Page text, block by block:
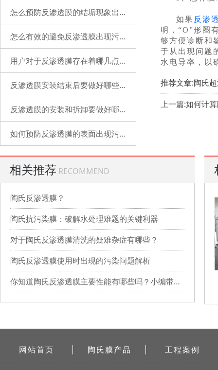
怎么预防反渗透膜的结垢现象出现？
怎么有效的避免反渗透膜出现污染？
用户对于反渗透膜存在着哪几点误解？
反渗透膜安装结束后要做好哪些检查的工作？
反渗透膜的安装和拆卸要做好哪些准备？
如何预防反渗透膜的表面出现污染？
如果 反渗
明，“O”形圈
够方便诊断和
于从出现问题
水电导率，以
推荐文章:陶氏
上一篇:如何计
相关推荐 RECOMMEND
陶氏反渗透膜？
陶氏抗污染膜：破解水处理难题的关键利器
对于陶氏反渗透膜清洗的疑难杂症有哪些？
陶氏反渗透膜使用时出现的污染问题解析
你知道陶氏反渗透膜主要性能有哪些吗？小编带你详细了解
网站首页 陶氏膜产品 工程案例